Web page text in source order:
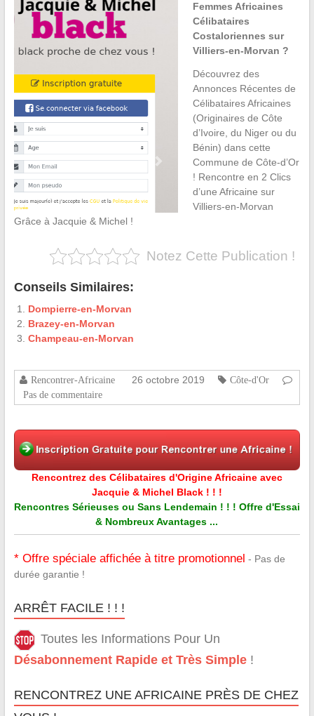
Femmes Africaines
Célibataires
Costaloriennes sur
Villiers-en-Morvan ?
Découvrez des
Annonces Récentes de
Célibataires Africaines
(Originaires de Côte
d’Ivoire, du Niger ou du
Bénin) dans cette
Commune de Côte-d’Or
! Rencontre en 2 Clics
d’une Africaine sur
Villiers-en-Morvan
Grâce à Jacquie & Michel !
Notez Cette Publication !
Conseils Similaires:
Dompierre-en-Morvan
Brazey-en-Morvan
Champeau-en-Morvan
Rencontrer-Africaine 26 octobre 2019
Côte-d'Or
Pas de commentaire
Rencontrez des Célibataires d'Origine Africaine avec
Jacquie & Michel Black ! ! !
Rencontres Sérieuses ou Sans Lendemain ! ! ! Offre d'Essai
& Nombreux Avantages ...
* Offre spéciale affichée à titre promotionnel - Pas de
durée garantie !
ARRÊT FACILE ! ! !
Toutes les Informations Pour Un
Désabonnement Rapide et Très Simple!
RENCONTREZ UNE AFRICAINE PRÈS DE CHEZ